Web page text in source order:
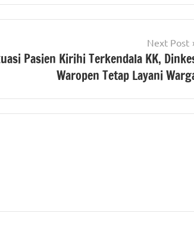
Next Post
Pasien Kirihi Terkendala KK,
Waropen Tetap Layani